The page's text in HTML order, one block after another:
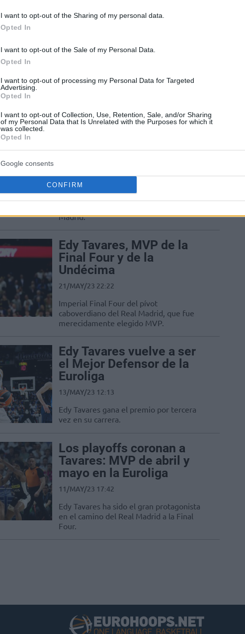
I want to opt-out of the Sharing of my personal data.
Opted In
I want to opt-out of the Sale of my Personal Data.
Opted In
I want to opt-out of processing my Personal Data for Targeted
Advertising.
Opted In
I want to opt-out of Collection, Use, Retention, Sale, and/or Sharing
of my Personal Data that Is Unrelated with the Purposes for which it
was collected.
Opted In
Google consents
CONFIRM
Desvelado el mejor
Endesa
Darius Thompson, Markus Howard,
la fase regular...
Chus Mateo: “Deberíais
Edy Tavares cree que la prensa ha sido
Madrid.
Edy Tavares, MVP de la
Final Four y de la
Undécima
21/MAY/23 22:22
Imperial Final Four del pívot
caboverdiano del Real Madrid, que fue
merecidamente elegido MVP.
Edy Tavares vuelve a ser
el Mejor Defensor de la
Euroliga
13/MAY/23 12:13
Edy Tavares gana el premio por tercera
vez en su carrera.
Los playoffs coronan a
Tavares: MVP de abril y
mayo en la Euroliga
11/MAY/23 17:42
Edy Tavares ha sido el gran protagonista
en el camino del Real Madrid a la Final
Four.